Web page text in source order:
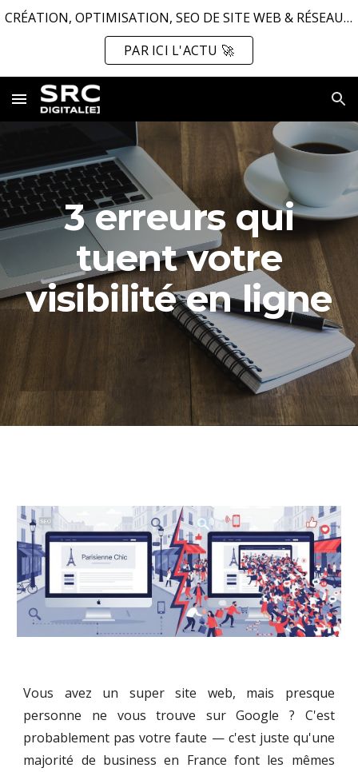
CRÉATION, OPTIMISATION, SEO DE SITE WEB & RÉSEAUX SOCIAUX ...
PAR ICI L'ACTU 🚀
3 erreurs qui
tuent votre
visibilité en ligne
Vous avez un super site web, mais presque
personne ne vous trouve sur Google ? C'est
probablement pas votre faute — c'est juste qu'une
majorité de business en France font les mêmes